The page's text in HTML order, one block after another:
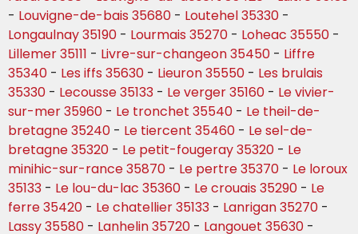
- Louvigne-de-bais 35680 - Loutehel 35330 -
Longaulnay 35190 - Lourmais 35270 - Loheac 35550 -
Lillemer 35111 - Livre-sur-changeon 35450 - Liffre
35340 - Les iffs 35630 - Lieuron 35550 - Les brulais
35330 - Lecousse 35133 - Le verger 35160 - Le vivier-
sur-mer 35960 - Le tronchet 35540 - Le theil-de-
bretagne 35240 - Le tiercent 35460 - Le sel-de-
bretagne 35320 - Le petit-fougeray 35320 - Le
minihic-sur-rance 35870 - Le pertre 35370 - Le loroux
35133 - Le lou-du-lac 35360 - Le crouais 35290 - Le
ferre 35420 - Le chatellier 35133 - Lanrigan 35270 -
Lassy 35580 - Lanhelin 35720 - Langouet 35630 -